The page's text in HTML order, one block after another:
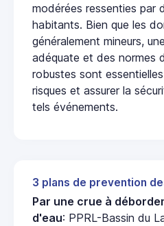
modérées ressenties par
habitants. Bien que les
généralement mineurs,
adéquate et des normes
robustes sont
risques et assurer la
tels événements.
3 plans de prevention
Par une crue à
d'eau: PPRL-Bassin du